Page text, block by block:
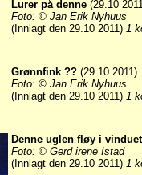
Lurer på denne (29.10
Foto: © Jan Erik Nyhuus
(Innlagt den 29.10 2011) 1
Grønnfink ?? (29.10 2011)
Foto: © Jan Erik Nyhuus
(Innlagt den 29.10 2011) 1
Denne uglen fløy i
Foto: © Gerd irene Istad
(Innlagt den 29.10 2011) 1